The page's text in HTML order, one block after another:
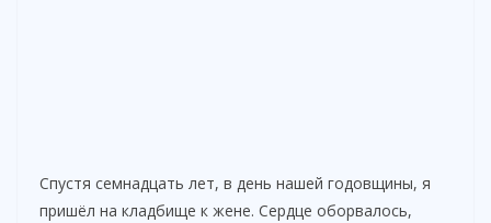
Спустя семнадцать лет, в день нашей годовщины, я
пришёл на кладбище к жене. Сердце оборвалось,